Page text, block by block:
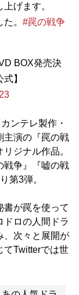
げます。
。 #罠の戦争
BOX発売決
】
ンテレ製作・
主演の『罠の戦
ジナル作品。
戦争』『嘘の戦
第3弾。
が罠を使って
ドロの人間ドラ
、次々と展開が
てTwitterでは世